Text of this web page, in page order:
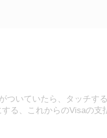
ついていたら、タッチす
る、これからのVisaの支